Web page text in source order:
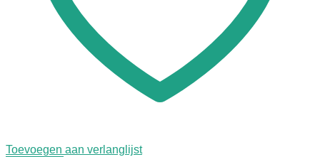
Toevoegen aan verlanglijst